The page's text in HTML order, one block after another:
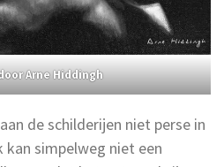
Arne Hiddingh
de schilderijen niet perse in
simpelweg niet een